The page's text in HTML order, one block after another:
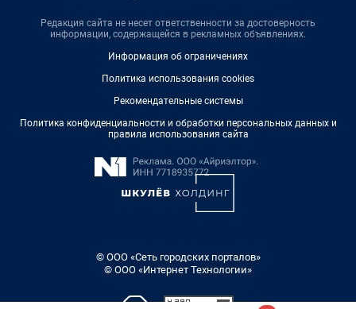
Редакция сайта не несет ответственности за достоверность
информации, содержащейся в рекламных объявлениях.
Информация об ограничениях
Политика использования cookies
Рекомендательные системы
Политика конфиденциальности и обработки персональных данных и
правила использования сайта
© ООО «Сеть городских порталов»
© ООО «Интернет Технологии»